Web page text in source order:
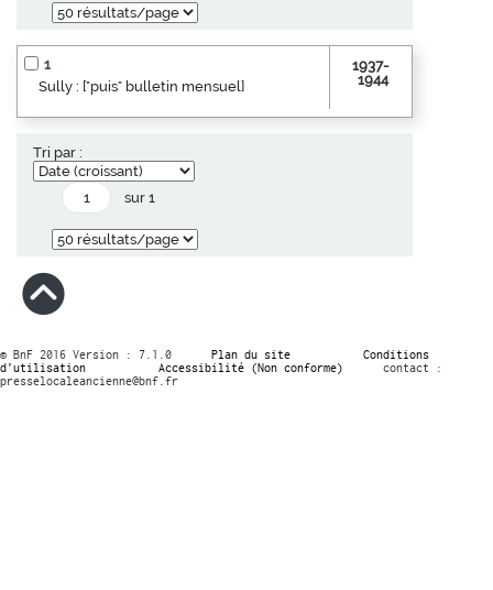
1
Sully : ["puis" bulletin mensuel]
1937-
1944
Tri par :
sur 1
© BnF 2016 Version : 7.1.0 Plan du site
Conditions
d’utilisation
Accessibilité (Non conforme)
contact :
presselocaleancienne@bnf.fr